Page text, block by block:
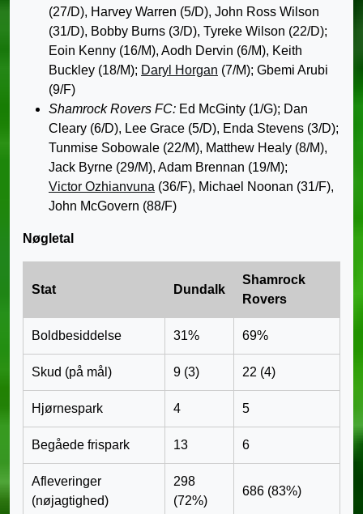
(27/D), Harvey Warren (5/D), John Ross Wilson
(31/D), Bobby Burns (3/D), Tyreke Wilson (22/D);
Eoin Kenny (16/M), Aodh Dervin (6/M), Keith
Buckley (18/M); Daryl Horgan (7/M); Gbemi Arubi
(9/F)
Shamrock Rovers FC: Ed McGinty (1/G); Dan
Cleary (6/D), Lee Grace (5/D), Enda Stevens (3/D);
Tunmise Sobowale (22/M), Matthew Healy (8/M),
Jack Byrne (29/M), Adam Brennan (19/M);
Victor Ozhianvuna (36/F), Michael Noonan (31/F),
John McGovern (88/F)
Nøgletal
Stat Dundalk
Shamrock
Rovers
Boldbesiddelse 31% 69%
Skud (på mål) 9 (3) 22 (4)
Hjørnespark 4 5
Begåede frispark 13 6
Afleveringer
(nøjagtighed)
298
(72%)
686 (83%)